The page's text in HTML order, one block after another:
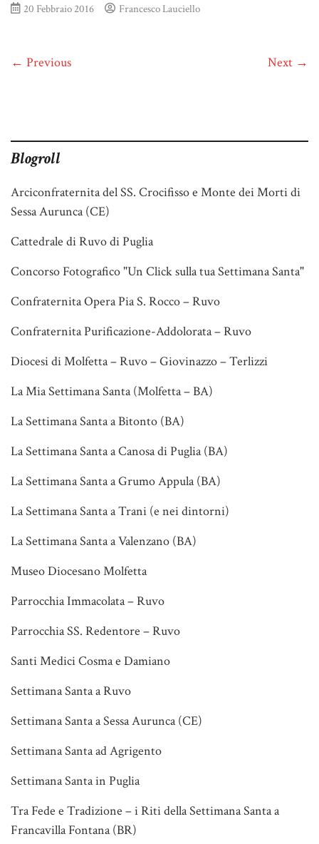
20 Febbraio 2016 Francesco Lauciello
← Previous Next →
Blogroll
Arciconfraternita del SS. Crocifisso e Monte dei Morti di
Sessa Aurunca (CE)
Cattedrale di Ruvo di Puglia
Concorso Fotografico "Un Click sulla tua Settimana Santa"
Confraternita Opera Pia S. Rocco – Ruvo
Confraternita Purificazione-Addolorata – Ruvo
Diocesi di Molfetta – Ruvo – Giovinazzo – Terlizzi
La Mia Settimana Santa (Molfetta – BA)
La Settimana Santa a Bitonto (BA)
La Settimana Santa a Canosa di Puglia (BA)
La Settimana Santa a Grumo Appula (BA)
La Settimana Santa a Trani (e nei dintorni)
La Settimana Santa a Valenzano (BA)
Museo Diocesano Molfetta
Parrocchia Immacolata – Ruvo
Parrocchia SS. Redentore – Ruvo
Santi Medici Cosma e Damiano
Settimana Santa a Ruvo
Settimana Santa a Sessa Aurunca (CE)
Settimana Santa ad Agrigento
Settimana Santa in Puglia
Tra Fede e Tradizione – i Riti della Settimana Santa a
Francavilla Fontana (BR)